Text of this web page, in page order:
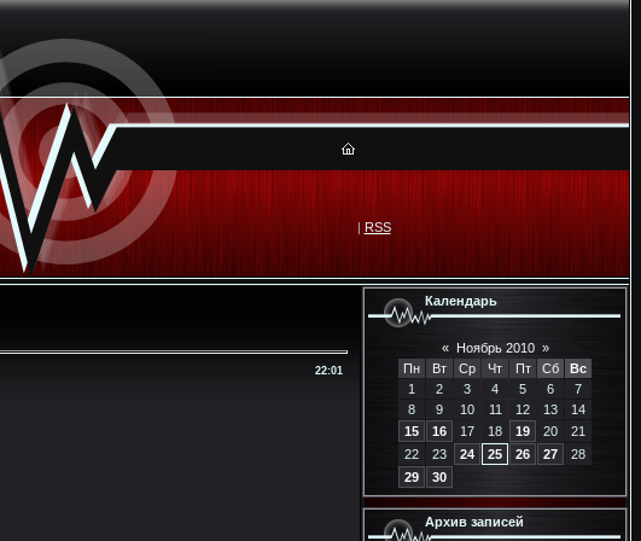
| RSS
22:01
Календарь
« Ноябрь 2010 »
Пн
Вт Ср Чт Пт Сб
Вс
1
2 3 4 5 6
7
8
9 10 11 12 13
14
15
16 17 18 19 20
21
22
23 24 25 26 27
28
29
30
Архив записей